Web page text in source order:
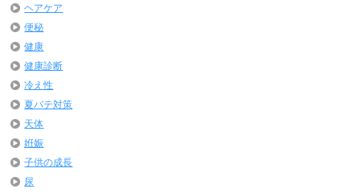
ヘアケア
便秘
健康
健康診断
冷え性
夏バテ対策
天体
姙娠
子供の成長
尿